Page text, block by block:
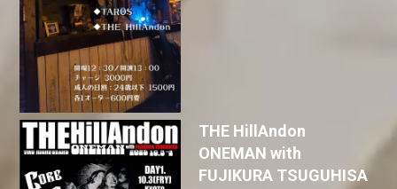
THE HillAndon
ONEMAN with
FUJIKURA TSUGUHISA